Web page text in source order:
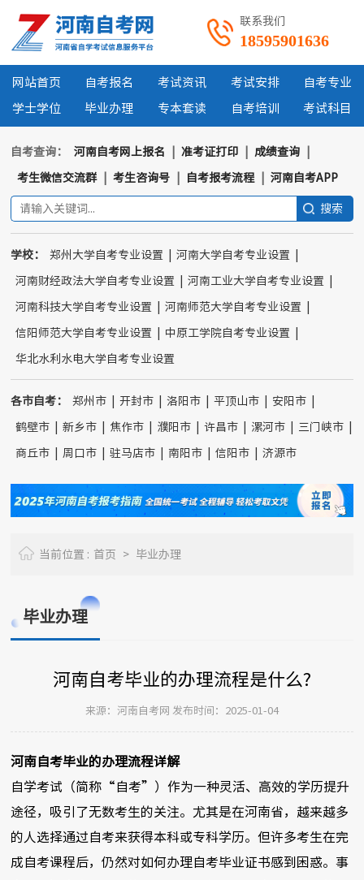
联系我们
18595901636
网站首页 自考报名 考试资讯 考试安排 自考专业
学士学位 毕业办理 专本套读 自考培训 考试科目
自考查询： 河南自考网上报名 准考证打印 成绩查询
考生微信交流群 考生咨询号 自考报考流程 河南自考APP
学校： 郑州大学自考专业设置 河南大学自考专业设置
河南财经政法大学自考专业设置 河南工业大学自考专业设置
河南科技大学自考专业设置 河南师范大学自考专业设置
信阳师范大学自考专业设置 中原工学院自考专业设置
华北水利水电大学自考专业设置
各市自考： 郑州市 开封市 洛阳市 平顶山市 安阳市
鹤壁市 新乡市 焦作市 濮阳市 许昌市 漯河市 三门峡市
商丘市 周口市 驻马店市 南阳市 信阳市 济源市
当前位置 : 首页 > 毕业办理
毕业办理
河南自考毕业的办理流程是什么?
来源：河南自考网 发布时间：2025-01-04
河南自考毕业的办理流程详解
自学考试（简称“自考”）作为一种灵活、高效的学历提升
途径，吸引了无数考生的关注。尤其是在河南省，越来越多
的人选择通过自考来获得本科或专科学历。但许多考生在完
成自考课程后，仍然对如何办理自考毕业证书感到困惑。事